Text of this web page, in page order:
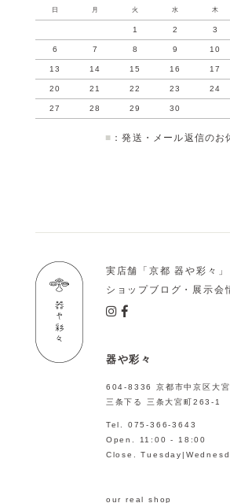
日 月 火 水 木
1 2 3
6 7 8 9 10
13 14 15 16 17
20 21 22 23 24
27 28 29 30
■ ：発送・メール返信のお
実店舗「京都 器や彩々」
ショップブログ・展示会
器や彩々
604-8336 京都市中京区大宮
三条下る 三条大宮町263-1
Tel. 075-366-3643
Open. 11:00 - 18:00
Close.
our real shop